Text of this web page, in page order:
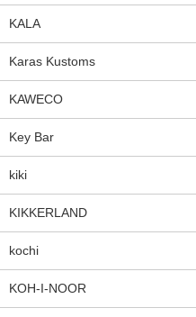
KALA
Karas Kustoms
KAWECO
Key Bar
kiki
KIKKERLAND
kochi
KOH-I-NOOR